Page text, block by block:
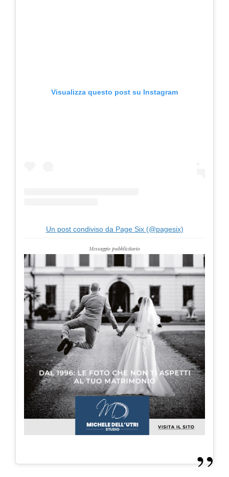
Visualizza questo post su Instagram
Un post condiviso da Page Six (@pagesix)
Messaggio pubblicitario